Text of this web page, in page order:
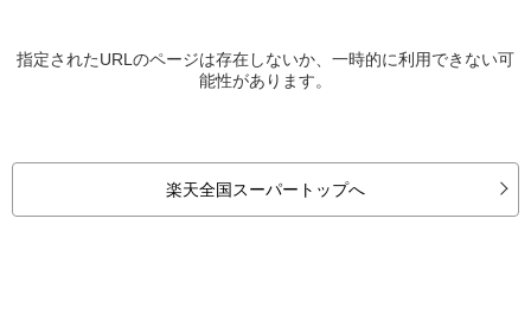
指定されたURLのページは存在しないか、一時的に利用できない可
能性があります。
楽天全国スーパートップへ